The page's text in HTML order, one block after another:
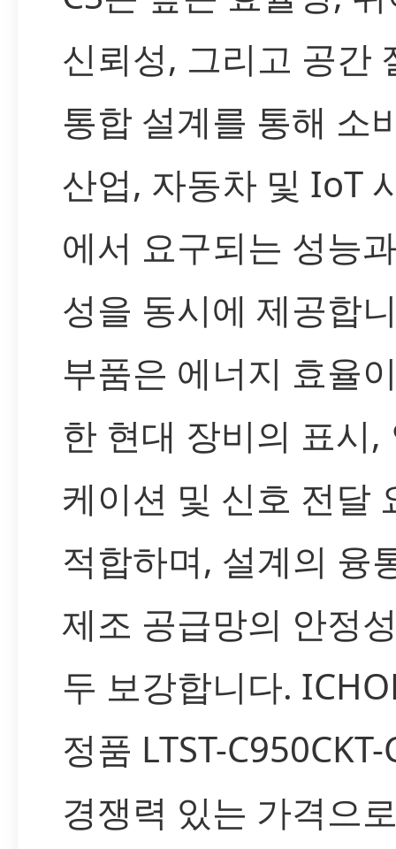
신뢰성, 그리고 공간
통합 설계를 통해 소
산업, 자동차 및 IoT
에서 요구되는 성능
성을 동시에 제공합
부품은 에너지 효율
한 현대 장비의 표시,
케이션 및 신호 전달
적합하며, 설계의 융
제조 공급망의 안정
두 보강합니다.
정품 LTST-C950CKT-
경쟁력 있는 가격으